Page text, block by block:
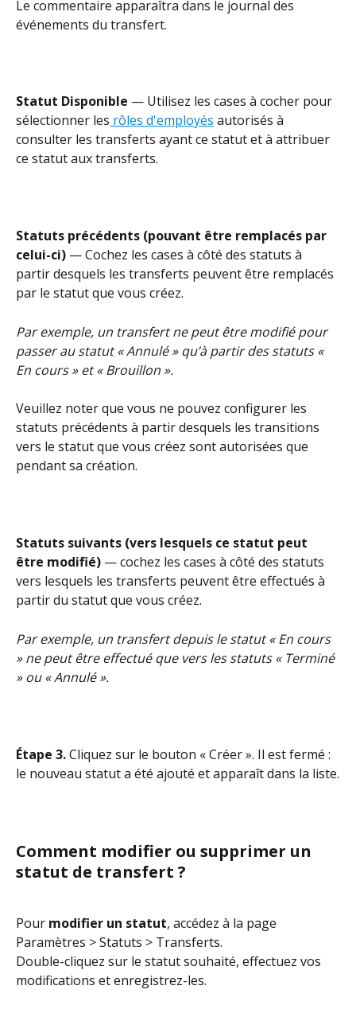
Le commentaire apparaîtra dans le journal des
événements du transfert.
Statut Disponible — Utilisez les cases à cocher pour
sélectionner les rôles d'employés autorisés à
consulter les transferts ayant ce statut et à attribuer
ce statut aux transferts.
Statuts précédents (pouvant être remplacés par
celui-ci) — Cochez les cases à côté des statuts à
partir desquels les transferts peuvent être remplacés
par le statut que vous créez.
Par exemple, un transfert ne peut être modifié pour
passer au statut « Annulé » qu’à partir des statuts «
En cours » et « Brouillon ».
Veuillez noter que vous ne pouvez configurer les
statuts précédents à partir desquels les transitions
vers le statut que vous créez sont autorisées que
pendant sa création.
Statuts suivants (vers lesquels ce statut peut
être modifié) — cochez les cases à côté des statuts
vers lesquels les transferts peuvent être effectués à
partir du statut que vous créez.
Par exemple, un transfert depuis le statut « En cours
» ne peut être effectué que vers les statuts « Terminé
» ou « Annulé ».
Étape 3. Cliquez sur le bouton « Créer ». Il est fermé :
le nouveau statut a été ajouté et apparaît dans la liste.
Comment modifier ou supprimer un
statut de transfert ?
Pour modifier un statut, accédez à la page
Paramètres > Statuts > Transferts.
Double-cliquez sur le statut souhaité, effectuez vos
modifications et enregistrez-les.